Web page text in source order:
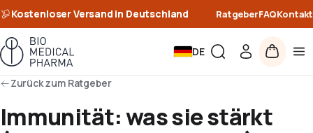
Kostenloser Versand in Deutschland RatgeberFAQKontakt
DE
Zurück zum Ratgeber
Immunität: was sie stärkt